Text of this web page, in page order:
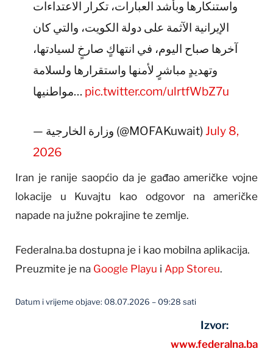
واستنكارها وبأشد العبارات، تكرار الاعتداءات
الإيرانية الآثمة على دولة الكويت، والتي كان
آخرها صباح اليوم، في انتهاكٍ صارخٍ لسيادتها،
وتهديدٍ مباشرٍ لأمنها واستقرارها ولسلامة
مواطنيها… pic.twitter.com/ulrtfWbZ7u
— وزارة الخارجية (@MOFAKuwait)July 8,
2026
Iran je ranije saopćio da je gađao američke vojne
lokacije u Kuvajtu kao odgovor na američke
napade na južne pokrajine te zemlje.
Federalna.ba dostupna je i kao mobilna aplikacija.
Preuzmite je na Google Playu i App Storeu.
Datum i vrijeme objave: 08.07.2026 – 09:28 sati
Izvor:
www.federalna.ba